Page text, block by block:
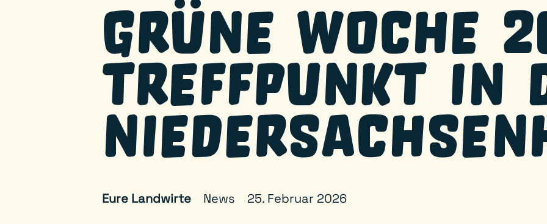
Grüne Woche
Treffpunkt in
Eure Landwirte News 25. Februar 2026